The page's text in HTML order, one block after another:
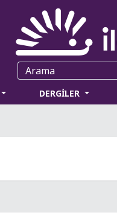
DERGİLER